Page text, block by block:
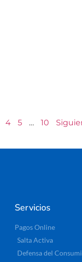
4 5 … 10
Servicios
Pagos Online
Salta Activa
Defensa del